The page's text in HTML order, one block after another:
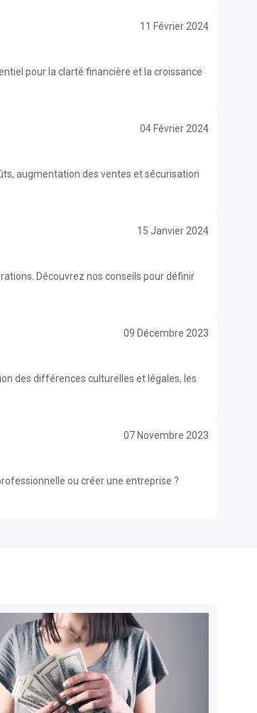
11 Février 2024
pour la clarté financière et la croissance
04 Février 2024
augmentation des ventes et sécurisation
15 Janvier 2024
Découvrez nos conseils pour définir
09 Décembre 2023
des différences culturelles et légales, les
07 Novembre 2023
ou créer une entreprise ?